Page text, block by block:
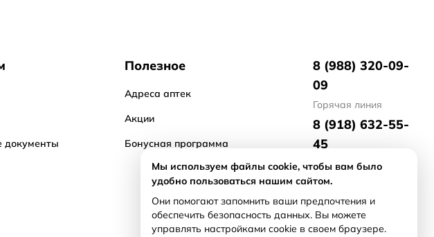
документы
Полезное
Адреса аптек
Акции
Бонусная программа
8 (988) 320-09-
09
Горячая линия
8 (918) 632-55-
45
отдел маркетинга
8 (918) 476-21-
71
арендодателям/
Мы используем файлы cookie, чтобы вам было
удобно пользоваться нашим сайтом.
Они помогают запомнить ваши предпочтения и
обеспечить безопасность данных. Вы можете
управлять настройками cookie в своем браузере.